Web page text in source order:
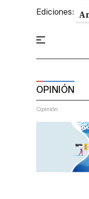
Ediciones:
OPINIÓN
Opinión